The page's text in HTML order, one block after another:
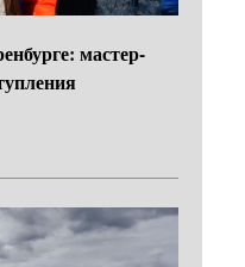
мастер-